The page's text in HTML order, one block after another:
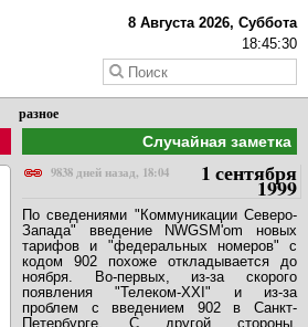
8 Августа 2026, Суббота
18:45:30
разное
Случайная заметка
9838 дней назад, 18:04
1 сентября
1999
По сведениями "Коммуникации Северо-
Запада" введение NWGSM'om новых
тарифов и "федеральных номеров" с
кодом 902 похоже откладывается до
ноября. Во-первых, из-за скорого
появления "Телеком-XXI" и из-за
проблем с введением 902 в Санкт-
Петербурге. С другой стороны,